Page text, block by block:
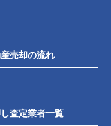
売却の流れ
査定業者一覧